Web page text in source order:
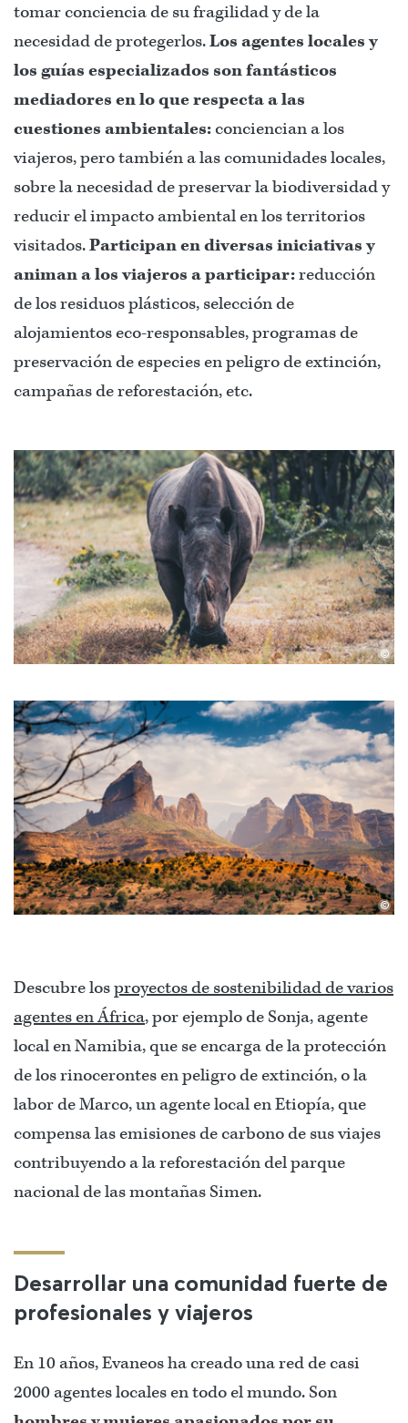
tomar conciencia de su fragilidad y de la
necesidad de protegerlos.Los agentes locales y
los guías especializados son fantásticos
mediadores en lo que respecta a las
cuestiones ambientales:conciencian a los
viajeros, pero también a las comunidades locales,
sobre la necesidad de preservar la biodiversidad y
reducir el impacto ambiental en los territorios
visitados.Participan en diversas iniciativas y
animan a los viajeros a participar:reducción
de los residuos plásticos, selección de
alojamientos eco-responsables, programas de
preservación de especies en peligro de extinción,
campañas de reforestación, etc.
©
©
Descubre losproyectos de sostenibilidad de varios
agentes en África, por ejemplo de Sonja, agente
local en Namibia, que se encarga de la protección
de los rinocerontes en peligro de extinción, o la
labor de Marco, un agente local en Etiopía, que
compensa las emisiones de carbono de sus viajes
contribuyendo a la reforestación del parque
nacional de las montañas Simen.
Desarrollar una comunidad fuerte de
profesionales y viajeros
En 10 años, Evaneos ha creado una red de casi
2000 agentes locales en todo el mundo. Son